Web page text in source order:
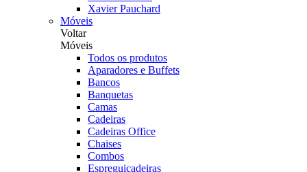
Xavier Pauchard
Móveis
Voltar
Móveis
Todos os produtos
Aparadores e Buffets
Bancos
Banquetas
Camas
Cadeiras
Cadeiras Office
Chaises
Combos
Espreguiçadeiras